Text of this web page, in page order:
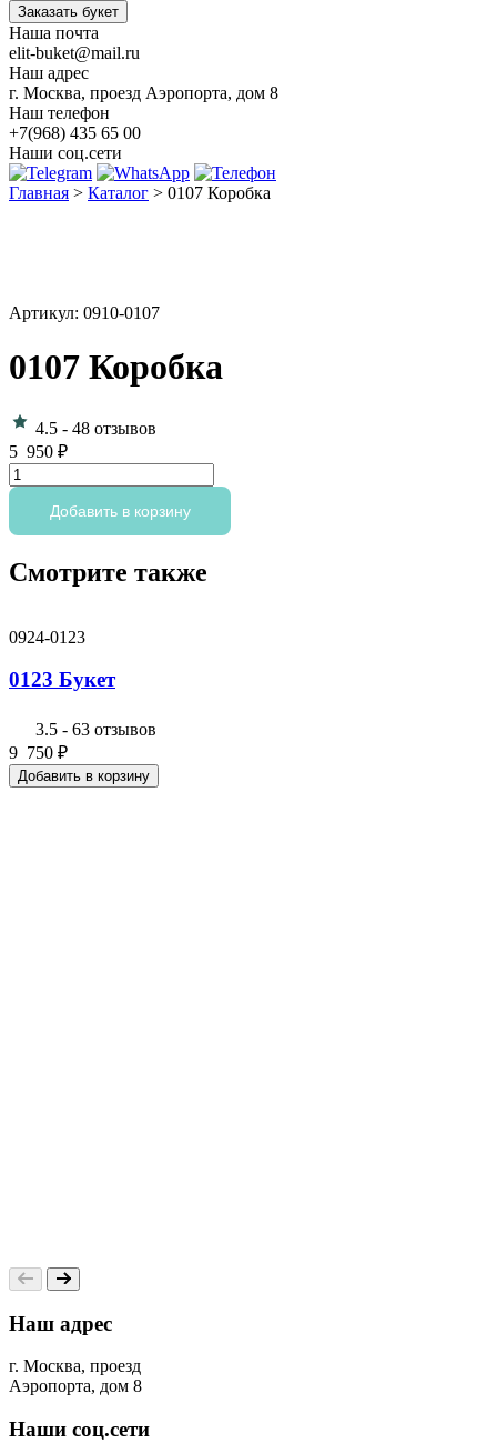
Заказать букет
Наша почта
elit-buket@mail.ru
Наш адрес
г. Москва, проезд Аэропорта, дом 8
Наш телефон
+7(968) 435 65 00
Наши соц.сети
Главная > Каталог > 0107 Коробка
Артикул: 0910-0107
0107 Коробка
4.5 - 48 отзывов
5 950 ₽
Количество
товара
Коробка
Добавить в корзину
Смотрите также
0924-0123
0123 Букет
3.5 - 63 отзывов
9 750 ₽
Добавить в корзину
Наш адрес
г. Москва, проезд
Аэропорта, дом 8
Наши соц.сети